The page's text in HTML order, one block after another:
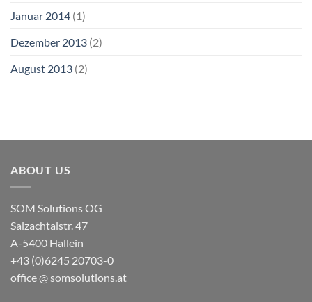
Januar 2014 (1)
Dezember 2013 (2)
August 2013 (2)
ABOUT US
SOM Solutions OG
Salzachtalstr. 47
A-5400 Hallein
+43 (0)6245 20703-0
office @ somsolutions.at